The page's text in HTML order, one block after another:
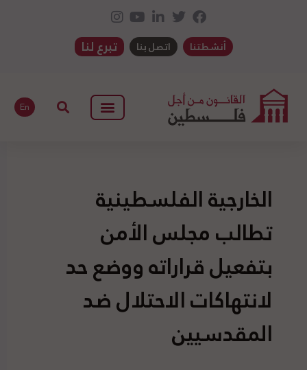
أنشطتنا اتصل بنا تبرع لنا
En
الخارجية الفلسطينية
تطالب مجلس الأمن
بتفعيل قراراته ووضع حد
لانتهاكات الاحتلال ضد
المقدسيين